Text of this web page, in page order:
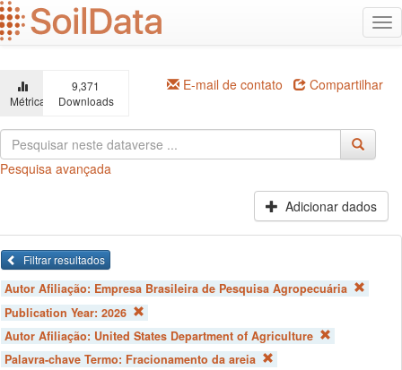
Ir
para
o
principal
Métricas
9,371
Downloads
E-mail de contato Compartilhar
Pesquisa avançada
Adicionar dados
Filtrar resultados
Autor Afiliação: Empresa Brasileira de Pesquisa Agropecuária
Publication Year: 2026
Autor Afiliação: United States Department of Agriculture
Palavra-chave Termo: Fracionamento da areia